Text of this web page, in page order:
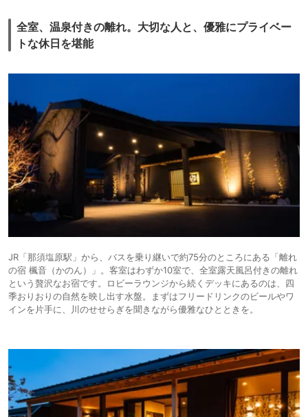
全室、温泉付きの離れ。大切な人と、優雅にプライベー
トな休日を堪能
JR「那須塩原駅」から、バスを乗り継いで約75分のところにある「離れ
の宿 楓音（かのん）」。客室はわずか10室で、全室露天風呂付きの離れ
という贅沢なお宿です。ロビーラウンジから続くデッキにあるのは、四
季おりおりの自然を映し出す水盤。まずはフリードリンクのビールやワ
インを片手に、川のせせらぎを聞きながら優雅なひとときを。